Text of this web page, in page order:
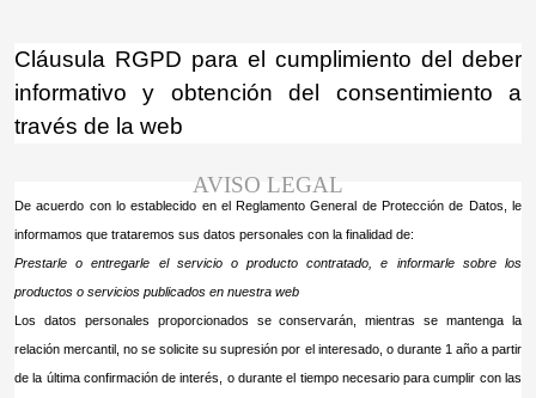
Cláusula RGPD para el cumplimiento del deber
informativo y obtención del consentimiento a
través de la web
AVISO LEGAL
De acuerdo con lo establecido en el Reglamento General de Protección de Datos, le
informamos que trataremos sus datos personales con la finalidad de:
Prestarle o entregarle el servicio o producto contratado, e informarle sobre los
productos o servicios publicados en nuestra web
Los datos personales proporcionados se conservarán, mientras se mantenga la
relación mercantil, no se solicite su supresión por el interesado, o durante 1 año a partir
de la última confirmación de interés, o durante el tiempo necesario para cumplir con las